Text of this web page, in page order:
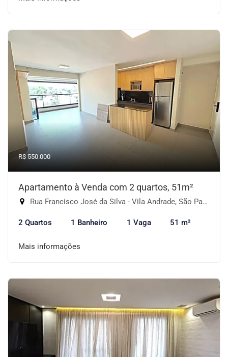
R$ 550.000
Apartamento à Venda com 2 quartos, 51m²
Rua Francisco José da Silva - Vila Andrade, São Paulo-SP
2 Quartos 1 Banheiro 1 Vaga 51 m²
Mais informações